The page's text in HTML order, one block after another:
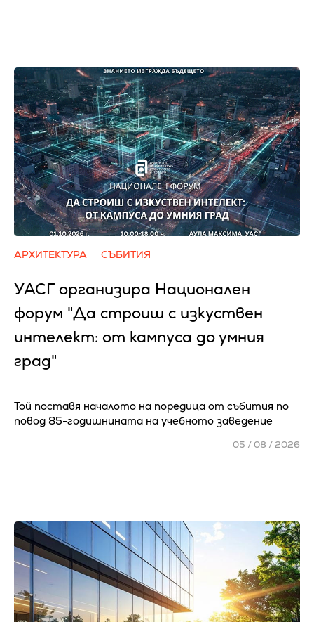
АРХИТЕКТУРА СЪБИТИЯ
УАСГ организира Национален
форум "Да строиш с изкуствен
интелект: от кампуса до умния
град"
Той поставя началото на поредица от събития по
повод 85-годишнината на учебното заведение
05 / 08 / 2026